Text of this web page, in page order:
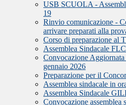
USB SCUOLA -
19
Rinvio comunicazione -
arrivare preparati alla
Corso di preparazione al
Assemblea Sindacale
Convocazione
gennaio 2026
Preparazione per il
Assemblea sindacale in
Assemblea Sindacale
Convocazione assemblea